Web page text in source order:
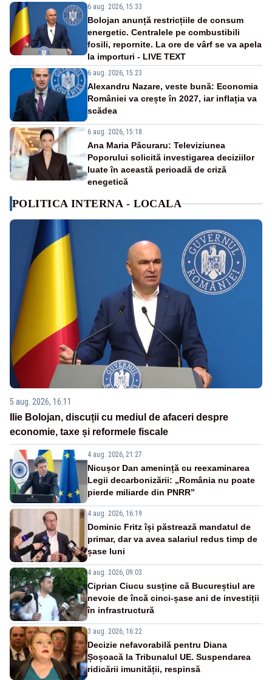
6 aug. 2026, 15:33
Bolojan anunță restricțiile de consum
energetic. Centralele pe combustibili
fosili, repornite. La ore de vârf se va apela
la importuri - LIVE TEXT
6 aug. 2026, 15:23
Alexandru Nazare, veste bună: Economia
României va crește în 2027, iar inflația va
scădea
6 aug. 2026, 15:18
Ana Maria Păcuraru: Televiziunea
Poporului solicită investigarea deciziilor
luate în această perioadă de criză
enegetică
POLITICA INTERNA - LOCALA
5 aug. 2026, 16:11
Ilie Bolojan, discuții cu mediul de afaceri despre
economie, taxe și reformele fiscale
4 aug. 2026, 21:27
Nicușor Dan amenință cu reexaminarea
Legii decarbonizării: „România nu poate
pierde miliarde din PNRR”
4 aug. 2026, 16:19
Dominic Fritz își păstrează mandatul de
primar, dar va avea salariul redus timp de
șase luni
4 aug. 2026, 09:03
Ciprian Ciucu susține că Bucureștiul are
nevoie de încă cinci-șase ani de investiții
în infrastructură
3 aug. 2026, 16:22
Decizie nefavorabilă pentru Diana
Șoșoacă la Tribunalul UE. Suspendarea
ridicării imunității, respinsă